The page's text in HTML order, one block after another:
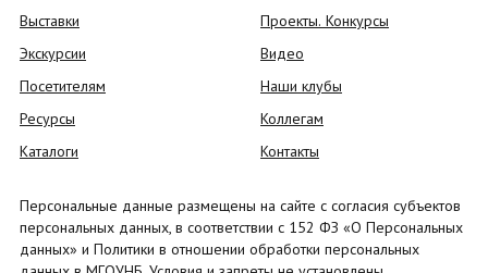
Выставки
Экскурсии
Посетителям
Ресурсы
Каталоги
Проекты. Конкурсы
Видео
Наши клубы
Коллегам
Контакты
Персональные данные размещены на сайте с согласия субъектов
персональных данных, в соответствии с 152 ФЗ «О Персональных
данных» и Политики в отношении обработки персональных